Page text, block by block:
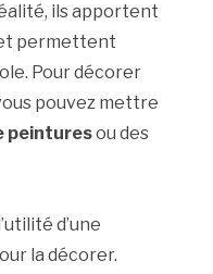
ils apportent
permettent
Pour décorer
pouvez mettre
peinturesou des
d’une
la décorer.